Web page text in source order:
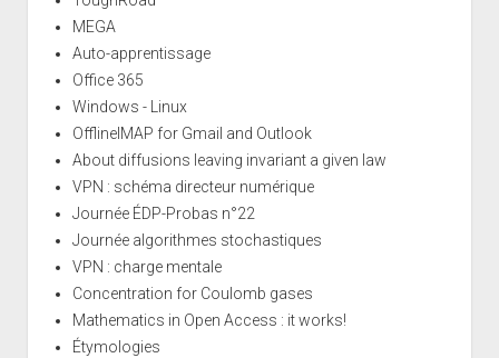
MEGA
Auto-apprentissage
Office 365
Windows - Linux
OfflineIMAP for Gmail and Outlook
About diffusions leaving invariant a given law
VPN : schéma directeur numérique
Journée ÉDP-Probas n°22
Journée algorithmes stochastiques
VPN : charge mentale
Concentration for Coulomb gases
Mathematics in Open Access : it works!
Étymologies